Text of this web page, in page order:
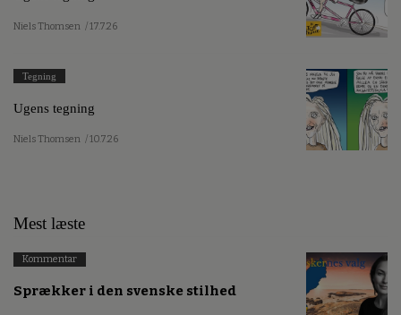
Niels Thomsen / 17.7.26
Tegning
Ugens tegning
Niels Thomsen / 10.7.26
Mest læste
Kommentar
Sprækker i den svenske stilhed